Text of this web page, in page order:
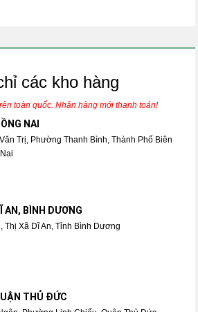
các kho hàng
toàn quốc. Nhận hàng mới thanh toán!
NAI
Trị, Phường Thanh Bình, Thành Phố Biên
AN, BÌNH DƯƠNG
Thị Xã Dĩ An, Tỉnh Bình Dương
THỦ ĐỨC